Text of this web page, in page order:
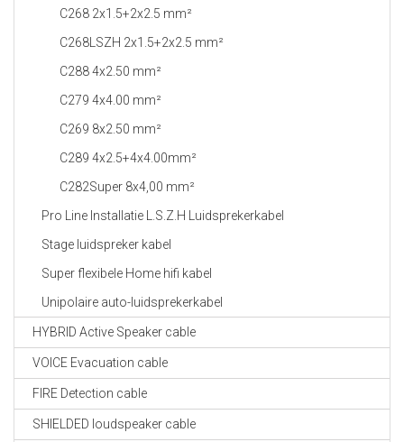
C268 2x1.5+2x2.5 mm²
C268LSZH 2x1.5+2x2.5 mm²
C288 4x2.50 mm²
C279 4x4.00 mm²
C269 8x2.50 mm²
C289 4x2.5+4x4.00mm²
C282Super 8x4,00 mm²
Pro Line Installatie L.S.Z.H Luidsprekerkabel
Stage luidspreker kabel
Super flexibele Home hifi kabel
Unipolaire auto-luidsprekerkabel
HYBRID Active Speaker cable
VOICE Evacuation cable
FIRE Detection cable
SHIELDED loudspeaker cable